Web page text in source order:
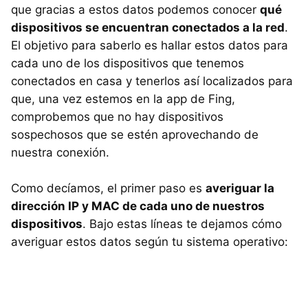
iOS
que gracias a estos datos podemos conocer qué
dispositivos se encuentran conectados a la red.
El objetivo para saberlo es hallar estos datos para
cada uno de los dispositivos que tenemos
conectados en casa y tenerlos así localizados para
que, una vez estemos en la app de Fing,
comprobemos que no hay dispositivos
sospechosos que se estén aprovechando de
nuestra conexión.
Como decíamos, el primer paso es averiguar la
dirección IP y MAC de cada uno de nuestros
dispositivos. Bajo estas líneas te dejamos cómo
averiguar estos datos según tu sistema operativo: